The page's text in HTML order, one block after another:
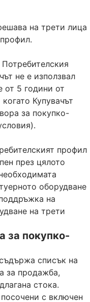
на трети лица
не е използвал
от 5 години от
Купувачът
за покупко-
профил
през цялото
оборудване
на
на трети
за покупко-
списък на
за продажба,
стока.
с включен